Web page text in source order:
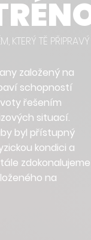
KTERÝ TĚ
založený na
schopností
řešením
situací.
byl přístupný
kondici a
zdokonalujeme
na